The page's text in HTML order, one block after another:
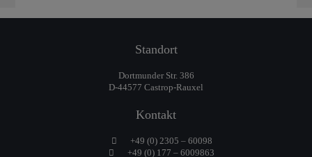
Standort
Dortmunder Str. 386
D-44577 Castrop-Rauxel
Kontakt
+49 (0) 2305 – 60098
+49 (0) 177 – 6009863